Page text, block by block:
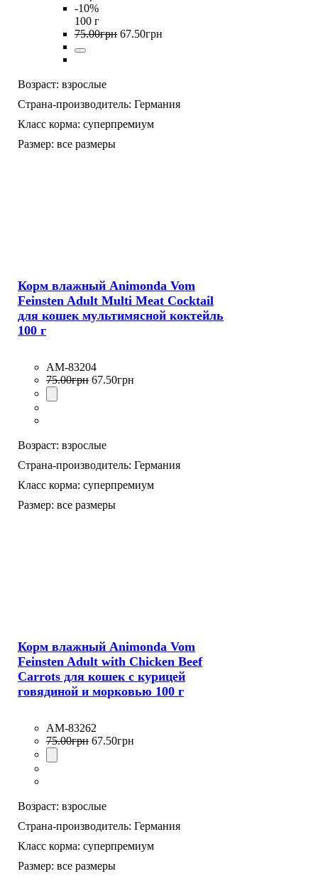
-10%
100 г
75.00грн 67.50грн
Возраст: взрослые
Страна-производитель: Германия
Класс корма: суперпремиум
Размер: все размеры
Корм влажный Animonda Vom
Feinsten Adult Multi Meat Cocktail
для кошек мультимясной коктейль
100 г
AM-83204
75.00грн 67.50грн
Возраст: взрослые
Страна-производитель: Германия
Класс корма: суперпремиум
Размер: все размеры
Корм влажный Animonda Vom
Feinsten Adult with Chicken Beef
Carrots для кошек с курицей
говядиной и морковью 100 г
AM-83262
75.00грн 67.50грн
Возраст: взрослые
Страна-производитель: Германия
Класс корма: суперпремиум
Размер: все размеры